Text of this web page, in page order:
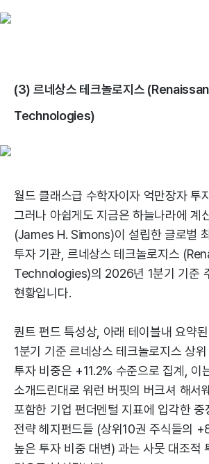
(3) 르네상스 테크놀로지스
Technologies)
월드 클래스급 수학자이자 억만장자 투
그러나 아쉽게도 지금은 하늘나라에 계
(James H. Simons)이 설립한 글로벌
투자 기관, 르네상스 테크놀로지스
Technologies)의 2026년 1분기 기준
현황입니다.
퀀트 펀드 특성상, 아래 테이블내 요약
1분기 기준 르네상스 테크놀로지스 상
투자 비중은 +11.2% 수준으로 집계, 이
소개드린대로 워런 버핏의 버크셔 해서
포함한 기업 펀더멘털 지표에 입각한 중
전략 헤지펀드들 (상위10권 주식들의
높은 투자 비중 대변) 과는 사뭇 대조적